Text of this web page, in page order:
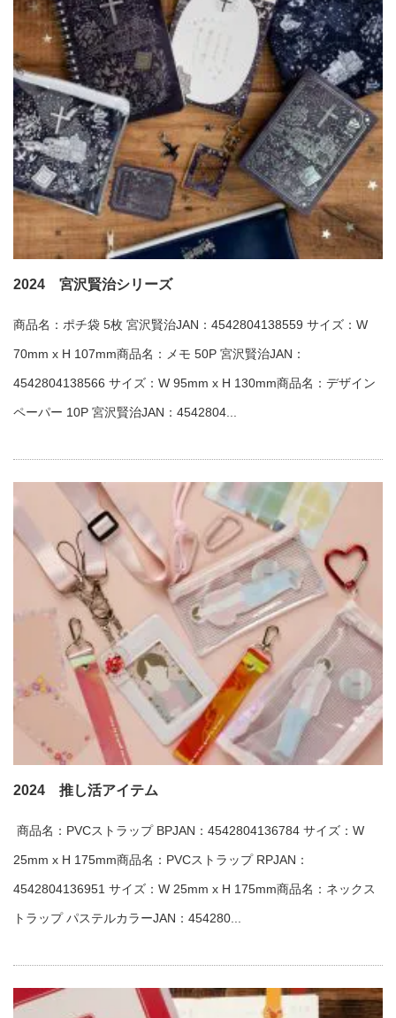
2024 宮沢賢治シリーズ
商品名：ポチ袋 5枚 宮沢賢治JAN：4542804138559 サイズ：W
70mm x H 107mm商品名：メモ 50P 宮沢賢治JAN：
4542804138566 サイズ：W 95mm x H 130mm商品名：デザイン
ペーパー 10P 宮沢賢治JAN：4542804...
2024 推し活アイテム
商品名：PVCストラップ BPJAN：4542804136784 サイズ：W
25mm x H 175mm商品名：PVCストラップ RPJAN：
4542804136951 サイズ：W 25mm x H 175mm商品名：ネックス
トラップ パステルカラーJAN：454280...